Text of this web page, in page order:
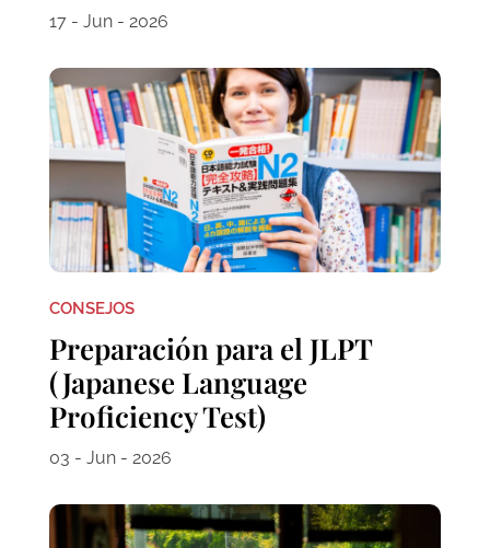
17 - Jun - 2026
CONSEJOS
Preparación para el JLPT
(Japanese Language
Proficiency Test)
03 - Jun - 2026